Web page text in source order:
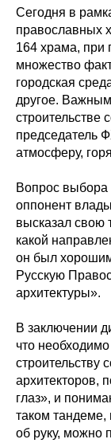
Сегодня в
православных
164 храма, при
множество
городская
другое.
строительстве
председатель
атмосферу,
Вопрос выбора
оппонент
высказал свою
какой
он был
Русскую
архитектуры».
В заключении
что
архитекторов,
глаз», и
таком тандеме,
об руку, можно